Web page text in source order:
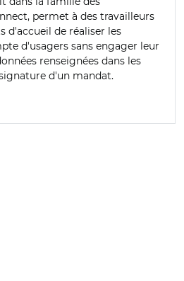
permet à des travailleurs
d'accueil de réaliser les
d'usagers sans engager leur
renseignées dans les
d'un mandat.